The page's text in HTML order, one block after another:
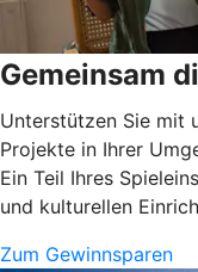
Gemeinsam
Unterstützen Sie mit
Projekte in Ihrer
Ein Teil Ihres
und kulturellen
Zum Gewinnsparen